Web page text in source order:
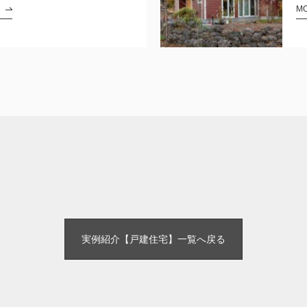
実例紹介【戸建住宅】一覧へ戻る